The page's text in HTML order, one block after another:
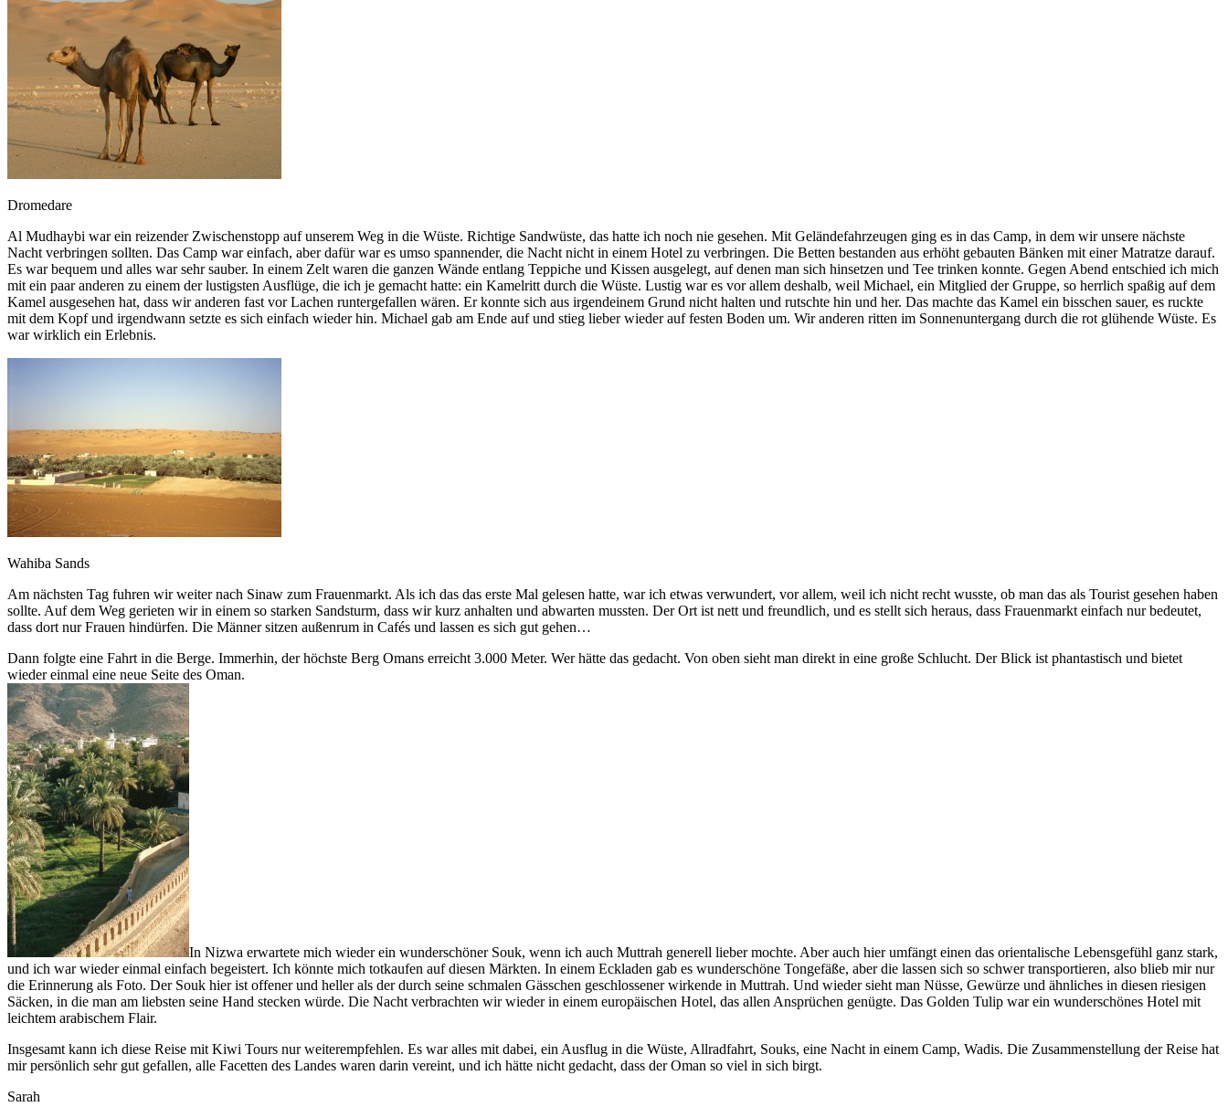
Dromedare
Al Mudhaybi war ein reizender Zwischenstopp auf unserem Weg in die Wüste. Richtige Sandwüste, das hatte ich noch nie gesehen. Mit Geländefahrzeugen ging es in das Camp, in dem wir unsere nächste
Nacht verbringen sollten. Das Camp war einfach, aber dafür war es umso spannender, die Nacht nicht in einem Hotel zu verbringen. Die Betten bestanden aus erhöht gebauten Bänken mit einer Matratze darauf.
Es war bequem und alles war sehr sauber. In einem Zelt waren die ganzen Wände entlang Teppiche und Kissen ausgelegt, auf denen man sich hinsetzen und Tee trinken konnte. Gegen Abend entschied ich mich
mit ein paar anderen zu einem der lustigsten Ausflüge, die ich je gemacht hatte: ein Kamelritt durch die Wüste. Lustig war es vor allem deshalb, weil Michael, ein Mitglied der Gruppe, so herrlich spaßig auf dem
Kamel ausgesehen hat, dass wir anderen fast vor Lachen runtergefallen wären. Er konnte sich aus irgendeinem Grund nicht halten und rutschte hin und her. Das machte das Kamel ein bisschen sauer, es ruckte
mit dem Kopf und irgendwann setzte es sich einfach wieder hin. Michael gab am Ende auf und stieg lieber wieder auf festen Boden um. Wir anderen ritten im Sonnenuntergang durch die rot glühende Wüste. Es
war wirklich ein Erlebnis.
Wahiba Sands
Am nächsten Tag fuhren wir weiter nach Sinaw zum Frauenmarkt. Als ich das das erste Mal gelesen hatte, war ich etwas verwundert, vor allem, weil ich nicht recht wusste, ob man das als Tourist gesehen haben
sollte. Auf dem Weg gerieten wir in einem so starken Sandsturm, dass wir kurz anhalten und abwarten mussten. Der Ort ist nett und freundlich, und es stellt sich heraus, dass Frauenmarkt einfach nur bedeutet,
dass dort nur Frauen hindürfen. Die Männer sitzen außenrum in Cafés und lassen es sich gut gehen…
Dann folgte eine Fahrt in die Berge. Immerhin, der höchste Berg Omans erreicht 3.000 Meter. Wer hätte das gedacht. Von oben sieht man direkt in eine große Schlucht. Der Blick ist phantastisch und bietet
wieder einmal eine neue Seite des Oman.
In Nizwa erwartete mich wieder ein wunderschöner Souk, wenn ich auch Muttrah generell lieber mochte. Aber auch hier umfängt einen das orientalische Lebensgefühl ganz stark,
und ich war wieder einmal einfach begeistert. Ich könnte mich totkaufen auf diesen Märkten. In einem Eckladen gab es wunderschöne Tongefäße, aber die lassen sich so schwer transportieren, also blieb mir nur
die Erinnerung als Foto. Der Souk hier ist offener und heller als der durch seine schmalen Gässchen geschlossener wirkende in Muttrah. Und wieder sieht man Nüsse, Gewürze und ähnliches in diesen riesigen
Säcken, in die man am liebsten seine Hand stecken würde. Die Nacht verbrachten wir wieder in einem europäischen Hotel, das allen Ansprüchen genügte. Das Golden Tulip war ein wunderschönes Hotel mit
leichtem arabischem Flair.
Insgesamt kann ich diese Reise mit Kiwi Tours nur weiterempfehlen. Es war alles mit dabei, ein Ausflug in die Wüste, Allradfahrt, Souks, eine Nacht in einem Camp, Wadis. Die Zusammenstellung der Reise hat
mir persönlich sehr gut gefallen, alle Facetten des Landes waren darin vereint, und ich hätte nicht gedacht, dass der Oman so viel in sich birgt.
Sarah